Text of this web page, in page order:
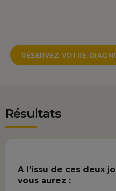
RÉSERVEZ VOTRE
Résultats
A l’issu de ces deux
vous aurez :